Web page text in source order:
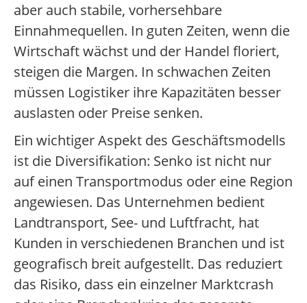
aber auch stabile, vorhersehbare
Einnahmequellen. In guten Zeiten, wenn die
Wirtschaft wächst und der Handel floriert,
steigen die Margen. In schwachen Zeiten
müssen Logistiker ihre Kapazitäten besser
auslasten oder Preise senken.
Ein wichtiger Aspekt des Geschäftsmodells
ist die Diversifikation: Senko ist nicht nur
auf einen Transportmodus oder eine Region
angewiesen. Das Unternehmen bedient
Landtransport, See- und Luftfracht, hat
Kunden in verschiedenen Branchen und ist
geografisch breit aufgestellt. Das reduziert
das Risiko, dass ein einzelner Marktcrash